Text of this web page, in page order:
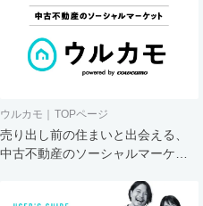
ウルカモ｜TOPページ
売り出し前の住まいと出会える、
中古不動産のソーシャルマーケッ